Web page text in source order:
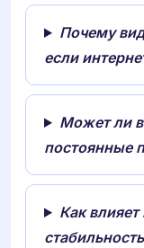
Почему
если
Может ли
постоянные
Как